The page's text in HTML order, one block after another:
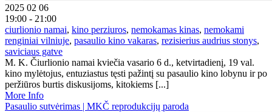
2025 02 06
19:00 - 21:00
ciurlionio namai, kino perziuros, nemokamas kinas, nemokami
renginiai vilniuje, pasaulio kino vakaras, rezisierius audrius stonys,
saviciaus gatve
M. K. Čiurlionio namai kviečia vasario 6 d., ketvirtadienį, 19 val.
kino mylėtojus, entuziastus tęsti pažintį su pasaulio kino lobynu ir po
peržiūros burtis diskusijoms, kitokiems [...]
More Info
Pasaulio sutvėrimas | MKČ reprodukcijų paroda